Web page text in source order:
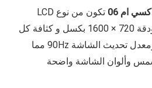
ام 06 تكون من نوع LCD
720 × 1600
بكسل و كثافة كل
بكسل ومعدل تحديث الشاشة 90Hz مما
وألوان الشاشة واضحة